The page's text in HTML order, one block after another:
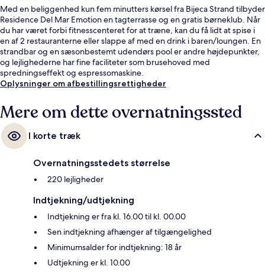
Med en beliggenhed kun fem minutters kørsel fra Bijeca Strand tilbyder
Residence Del Mar Emotion en tagterrasse og en gratis børneklub. Når
du har været forbi fitnesscenteret for at træne, kan du få lidt at spise i
en af 2 restauranterne eller slappe af med en drink i baren/loungen. En
strandbar og en sæsonbestemt udendørs pool er andre højdepunkter,
og lejlighederne har fine faciliteter som brusehoved med
spredningseffekt og espressomaskine.
Oplysninger om afbestillingsrettigheder
Mere om dette overnatningssted
I korte træk
Overnatningsstedets størrelse
220 lejligheder
Indtjekning/udtjekning
Indtjekning er fra kl. 16.00 til kl. 00.00
Sen indtjekning afhænger af tilgængelighed
Minimumsalder for indtjekning: 18 år
Udtjekning er kl. 10.00